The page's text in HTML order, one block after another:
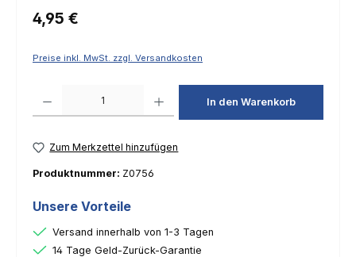
Regulärer Preis:
4,95 €
Preise inkl. MwSt. zzgl. Versandkosten
In den Warenkorb
Zum Merkzettel hinzufügen
Produktnummer: Z0756
Unsere Vorteile
Versand innerhalb von 1-3 Tagen
14 Tage Geld-Zurück-Garantie